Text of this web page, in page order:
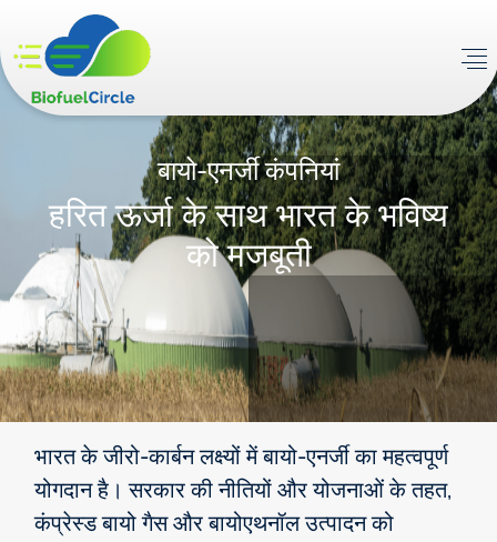
बायो-एनर्जी कंपनियां
हरित ऊर्जा के साथ भारत के भविष्य
को मजबूती
भारत के जीरो-कार्बन लक्ष्यों में बायो-एनर्जी का महत्वपूर्ण
योगदान है। सरकार की नीतियों और योजनाओं के तहत,
कंप्रेस्ड बायो गैस और बायोएथनॉल उत्पादन को